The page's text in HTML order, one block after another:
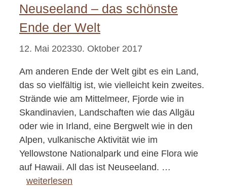
Neuseeland – das schönste
Ende der Welt
12. Mai 202330. Oktober 2017
Am anderen Ende der Welt gibt es ein Land,
das so vielfältig ist, wie vielleicht kein zweites.
Strände wie am Mittelmeer, Fjorde wie in
Skandinavien, Landschaften wie das Allgäu
oder wie in Irland, eine Bergwelt wie in den
Alpen, vulkanische Aktivität wie im
Yellowstone Nationalpark und eine Flora wie
auf Hawaii. All das ist Neuseeland. …
weiterlesen